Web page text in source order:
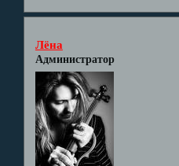
Лёна
Администратор